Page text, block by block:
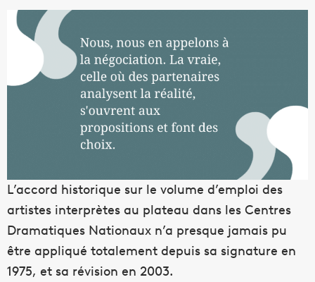
L’accord historique sur le volume d’emploi des
artistes interprètes au plateau dans les Centres
Dramatiques Nationaux n’a presque jamais pu
être appliqué totalement depuis sa signature en
1975, et sa révision en 2003.